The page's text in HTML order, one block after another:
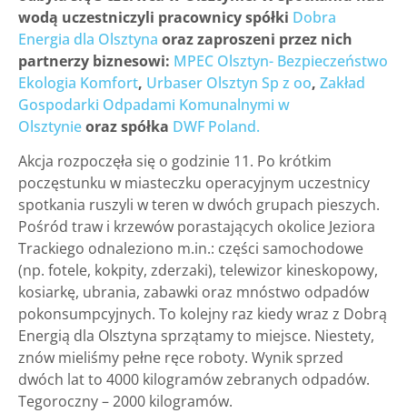
wodą uczestniczyli pracownicy spółki Dobra
Energia dla Olsztyna oraz zaproszeni przez nich
partnerzy biznesowi: MPEC Olsztyn- Bezpieczeństwo
Ekologia Komfort, Urbaser Olsztyn Sp z oo, Zakład
Gospodarki Odpadami Komunalnymi w
Olsztynieoraz spółka DWF Poland.
Akcja rozpoczęła się o godzinie 11. Po krótkim
poczęstunku w miasteczku operacyjnym uczestnicy
spotkania ruszyli w teren w dwóch grupach pieszych.
Pośród traw i krzewów porastających okolice Jeziora
Trackiego odnaleziono m.in.: części samochodowe
(np. fotele, kokpity, zderzaki), telewizor kineskopowy,
kosiarkę, ubrania, zabawki oraz mnóstwo odpadów
pokonsumpcyjnych. To kolejny raz kiedy wraz z Dobrą
Energią dla Olsztyna sprzątamy to miejsce. Niestety,
znów mieliśmy pełne ręce roboty. Wynik sprzed
dwóch lat to 4000 kilogramów zebranych odpadów.
Tegoroczny – 2000 kilogramów.